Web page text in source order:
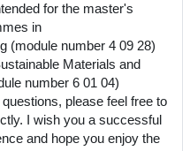
for the master's
in
(module number 4 09 28)
Materials and
number 6 01 04)
questions, please feel free to
I wish you a successful
and hope you enjoy the